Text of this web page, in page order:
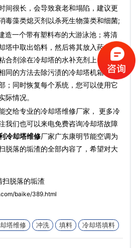
间很长，会导致衰老和塌陷，建议更
毒藻类熄灭剂以杀死生物藻类和细菌;
造一个带有塑料布的大游泳池；将清
塔中取出馅料，然后将其放入药丸
合剂涂在冷却塔的水补充剂上，浸泡
同的方法去除污渍的冷却塔机箱；冲
；同时恢复每个系统，您可以使用它
际情况。
交给专业的冷却塔维修厂家， 更多冷
我们也可以来电免费咨询冷却塔故障
冷却塔维修厂家广东康明节能空调为
脱落的垢渣的全部内容了，希望对大
扫脱落的垢渣
baike/389.html
塔维修 冲洗 填料 冷却塔填料